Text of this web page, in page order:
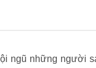
ngũ những người